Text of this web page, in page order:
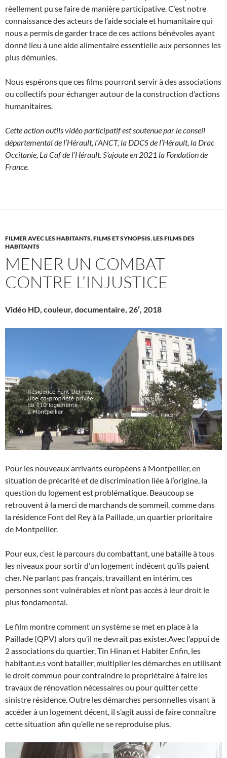
réellement pu se faire de manière participative. C’est notre
connaissance des acteurs de l’aide sociale et humanitaire qui
nous a permis de garder trace de ces actions bénévoles ayant
donné lieu à une aide alimentaire essentielle aux personnes les
plus démunies.
Nous espérons que ces films pourront servir à des associations
ou collectifs pour échanger autour de la construction d’actions
humanitaires.
Cette action outils vidéo participatif est soutenue par le conseil
départemental de l’Hérault, l’ANCT, la DDCS de l’Hérault, la Drac
Occitanie, La Caf de l’Hérault. S’ajoute en 2021 la Fondation de
France.
FILMER AVEC LES HABITANTS,FILMS ET SYNOPSIS,LES FILMS DES
HABITANTS
MENER UN COMBAT
CONTRE L’INJUSTICE
Vidéo HD, couleur, documentaire, 26′, 2018
Pour les nouveaux arrivants européens à Montpellier, en
situation de précarité et de discrimination liée à l’origine, la
question du logement est problématique. Beaucoup se
retrouvent à la merci de marchands de sommeil, comme dans
la résidence Font del Rey à la Paillade, un quartier prioritaire
de Montpellier.
Pour eux, c’est le parcours du combattant, une bataille à tous
les niveaux pour sortir d’un logement indécent qu’ils paient
cher. Ne parlant pas français, travaillant en intérim, ces
personnes sont vulnérables et n’ont pas accès à leur droit le
plus fondamental.
Le film montre comment un système se met en place à la
Paillade (QPV) alors qu’il ne devrait pas exister.Avec l’appui de
2 associations du quartier, Tin Hinan et Habiter Enfin, les
habitant.e.s vont batailler, multiplier les démarches en utilisant
le droit commun pour contraindre le propriétaire à faire les
travaux de rénovation nécessaires ou pour quitter cette
sinistre résidence. Outre les démarches personnelles visant à
accéder à un logement décent, il s’agit aussi de faire connaître
cette situation afin qu’elle ne se reproduise plus.